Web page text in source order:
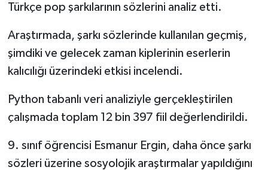
Türkçe pop şarkılarının sözlerini analiz etti.
Araştırmada, şarkı sözlerinde kullanılan geçmiş,
şimdiki ve gelecek zaman kiplerinin eserlerin
kalıcılığı üzerindeki etkisi incelendi.
Python tabanlı veri analiziyle gerçekleştirilen
çalışmada toplam 12 bin 397 fiil değerlendirildi.
9. sınıf öğrencisi Esmanur Ergin, daha önce şarkı
sözleri üzerine sosyolojik araştırmalar yapıldığını